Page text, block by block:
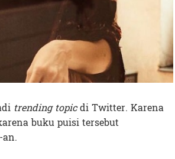
trending topicdi Twitter. Karena
buku puisi tersebut
-an.